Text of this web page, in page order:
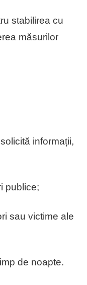
stabilirea cu
măsurilor
informații,
publice;
sau victime ale
de noapte.